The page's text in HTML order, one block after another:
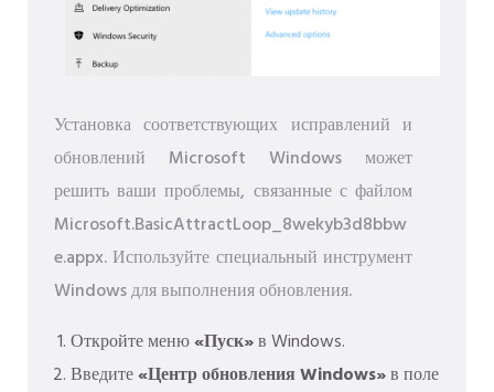
Установка соответствующих исправлений и
обновлений Microsoft Windows может
решить ваши проблемы, связанные с файлом
Microsoft.BasicAttractLoop_8wekyb3d8bbw
e.appx. Используйте специальный инструмент
Windows для выполнения обновления.
Откройте меню«Пуск»в Windows.
Введите«Центр обновления Windows»в поле